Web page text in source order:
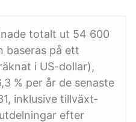
totalt ut 54 600
baseras på ett
i US-dollar),
% per år de senaste
inklusive tillväxt­
efter